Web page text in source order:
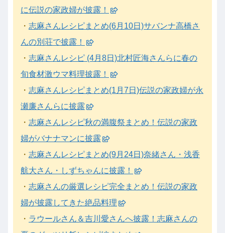
に伝説の家政婦が披露！
・ 志麻さんレシピまとめ(6月10日)サバンナ高橋さ
んの別荘で披露！
・ 志麻さんレシピ (4月8日)北村匠海さんらに春の
旬食材激ウマ料理披露！
・ 志麻さんレシピまとめ(1月7日)伝説の家政婦が永
瀬廉さんらに披露
・ 志麻さんレシピ秋の満腹祭まとめ！伝説の家政
婦がバナナマンに披露
・ 志麻さんレシピまとめ(9月24日)奈緒さん・浅香
航大さん・しずちゃんに披露！
・ 志麻さんの厳選レシピ完全まとめ！伝説の家政
婦が披露してきた絶品料理
・ ラウールさん＆吉川愛さんへ披露！志麻さんの